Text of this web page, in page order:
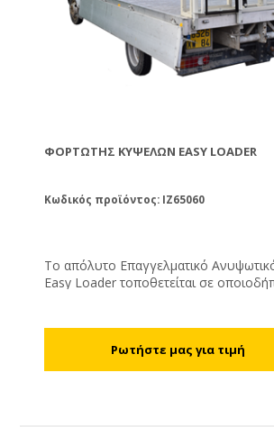
ΦΟΡΤΩΤΉΣ ΚΥΨΕΛΏΝ EASY LOADER
Κωδικός προϊόντος: IZ65060
Το απόλυτο Επαγγελματικό
Easy Loader τοποθετείται σε
1,45 μ. και το βάρος του είναι μόνο 240
στο πρωτοποριακό αυτόματο σύστημα